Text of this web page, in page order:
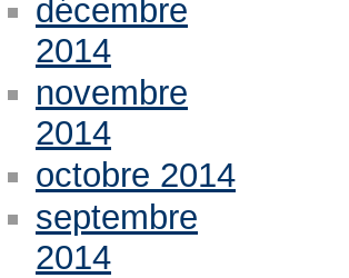
décembre
2014
novembre
2014
octobre 2014
septembre
2014